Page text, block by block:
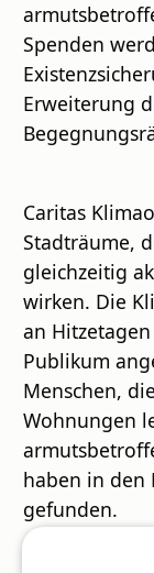
Spenden
Erweiterung
Caritas
Stadträume,
gleichzeitig
wirken. Die
an
Publikum
Menschen,
Wohnungen
haben in den
gefunden.